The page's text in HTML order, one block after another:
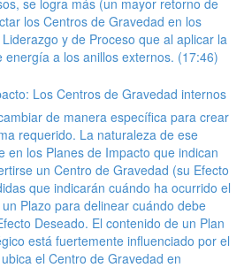
se logra más (un mayor retorno de
los Centros de Gravedad en los
y de Proceso que al aplicar la
energía a los anillos externos. (17:46)
Los Centros de Gravedad internos
de manera específica para crear
requerido. La naturaleza de ese
en los Planes de Impacto que indican
un Centro de Gravedad (su Efecto
que indicarán cuándo ha ocurrido el
Plazo para delinear cuándo debe
Deseado. El contenido de un Plan
está fuertemente influenciado por el
el Centro de Gravedad en